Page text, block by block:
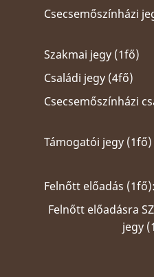
Csecsemőszínházi
Szakmai jegy (1fő)
Családi jegy (4fő)
Csecsemőszínházi
Támogatói jegy (1fő)
Felnőtt előadás (1fő):
Felnőtt előadásra
jegy